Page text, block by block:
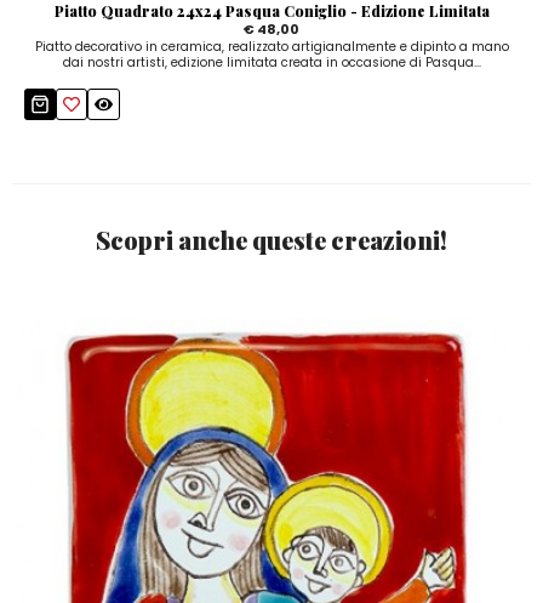
Piatto Quadrato 24x24 Pasqua Coniglio - Edizione Limitata
€ 48,00
Piatto decorativo in ceramica, realizzato artigianalmente e dipinto a mano
dai nostri artisti, edizione limitata creata in occasione di Pasqua...
Scopri anche queste creazioni!